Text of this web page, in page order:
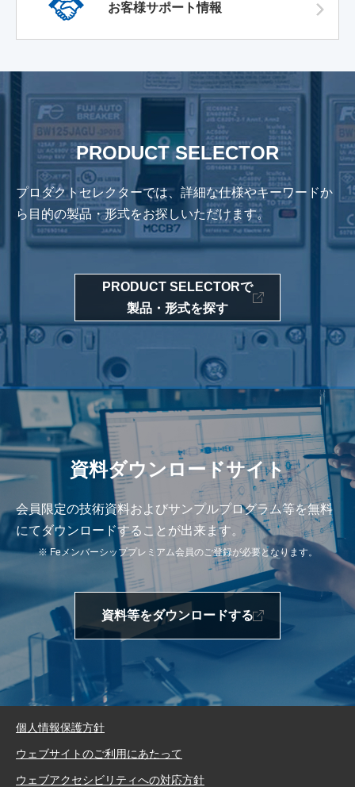
お客様サポート情報
PRODUCT SELECTOR
プロダクトセレクターでは、詳細な仕様やキーワードか
ら 目的の製品・形式をお探しいただけます。
PRODUCT SELECTORで
製品・形式を探す
資料ダウンロードサイト
会員限定の技術資料およびサンプルプログラム等を無料
にてダウンロードすることが出来ます。
※ Feメンバーシッププレミアム会員のご登録が必要となります。
資料等をダウンロードする
個人情報保護方針
ウェブサイトのご利用にあたって
ウェブアクセシビリティへの対応方針